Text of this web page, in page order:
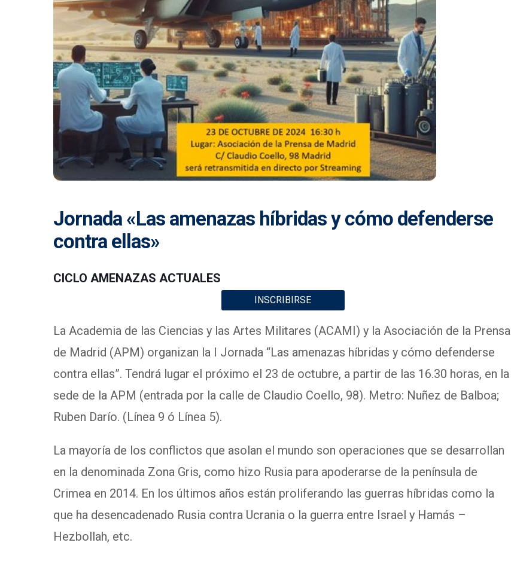
Jornada «Las amenazas híbridas y cómo defenderse
contra ellas»
CICLO AMENAZAS ACTUALES
INSCRIBIRSE
La Academia de las Ciencias y las Artes Militares (ACAMI) y la Asociación de la Prensa
de Madrid (APM) organizan la I Jornada “Las amenazas híbridas y cómo defenderse
contra ellas”. Tendrá lugar el próximo el 23 de octubre, a partir de las 16.30 horas, en la
sede de la APM (entrada por la calle de Claudio Coello, 98). Metro: Nuñez de Balboa;
Ruben Darío. (Línea 9 ó Línea 5).
La mayoría de los conflictos que asolan el mundo son operaciones que se desarrollan
en la denominada Zona Gris, como hizo Rusia para apoderarse de la península de
Crimea en 2014. En los últimos años están proliferando las guerras híbridas como la
que ha desencadenado Rusia contra Ucrania o la guerra entre Israel y Hamás –
Hezbollah, etc.